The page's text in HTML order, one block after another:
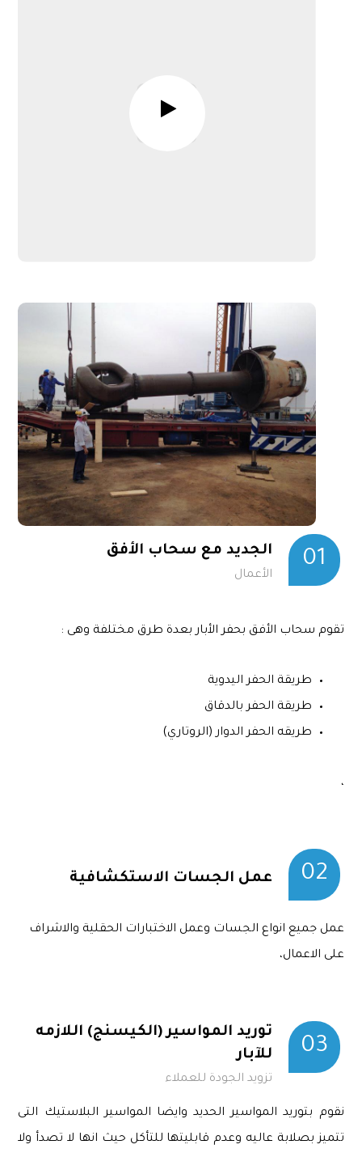
01 الجديد مع سحاب الأفق
الأعمال
تقوم سحاب الأفق بحفر الأبار بعدة طرق مختلفة وهى :
طريقة الحفر اليدوية
طريقة الحفر بالدقاق
طريقه الحفر الدوار (الروتاري)
،
02 عمل الجسات الاستكشافية
عمل جميع انواع الجسات وعمل الاختبارات الحقلية والاشراف
على الاعمال،
03
توريد المواسير (الكيسنج) اللازمه
للآبار
تزويد الجودة للعملاء
نقوم بتوريد المواسير الحديد وايضا المواسير البلاستيك التى
تتميز بصلابة عاليه وعدم قابليتها للتأكل حيث انها لا تصدأ ولا